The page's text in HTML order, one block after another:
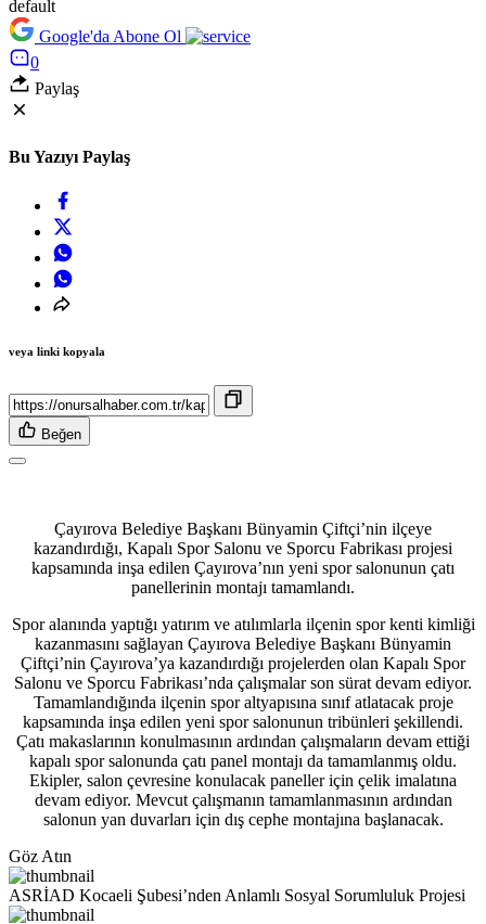
default
Google'da Abone Ol
0
Paylaş
Bu Yazıyı Paylaş
veya linki kopyala
Beğen
Çayırova Belediye Başkanı Bünyamin Çiftçi’nin ilçeye
kazandırdığı, Kapalı Spor Salonu ve Sporcu Fabrikası projesi
kapsamında inşa edilen Çayırova’nın yeni spor salonunun çatı
panellerinin montajı tamamlandı.
Spor alanında yaptığı yatırım ve atılımlarla ilçenin spor kenti kimliği
kazanmasını sağlayan Çayırova Belediye Başkanı Bünyamin
Çiftçi’nin Çayırova’ya kazandırdığı projelerden olan Kapalı Spor
Salonu ve Sporcu Fabrikası’nda çalışmalar son sürat devam ediyor.
Tamamlandığında ilçenin spor altyapısına sınıf atlatacak proje
kapsamında inşa edilen yeni spor salonunun tribünleri şekillendi.
Çatı makaslarının konulmasının ardından çalışmaların devam ettiği
kapalı spor salonunda çatı panel montajı da tamamlanmış oldu.
Ekipler, salon çevresine konulacak paneller için çelik imalatına
devam ediyor. Mevcut çalışmanın tamamlanmasının ardından
salonun yan duvarları için dış cephe montajına başlanacak.
Göz Atın
ASRİAD Kocaeli Şubesi’nden Anlamlı Sosyal Sorumluluk Projesi